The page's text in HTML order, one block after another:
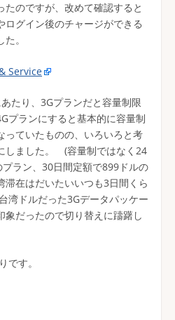
のですが、改めて確認すると
ログイン後のチャージができる
。
Service
たり、3Gプランだと容量制限
プランにすると基本的に容量制
っていたものの、いろいろと考
しました。 (容量制ではなく24
ラン、30日間定額で899ドルの
滞在はだいたいいつも3日間くら
湾ドルだった3Gデータパッケー
象だったので切り替えに躊躇し
です。